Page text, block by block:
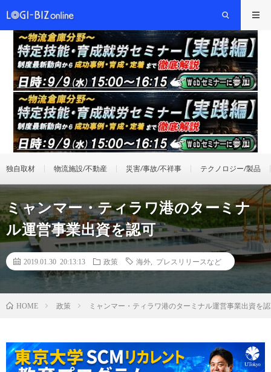
独自取材 物流施設/不動産 災害/事故/不祥事 テクノロジー/製品
ミャンマー・ティラワ港のターミナ
ル運営事業出資を認可
2019.01.30 20:13:13 政策 海外 プレスリリースなど
HOME 政策 ミャンマー・ティラワ港のターミナル運営事業出資を